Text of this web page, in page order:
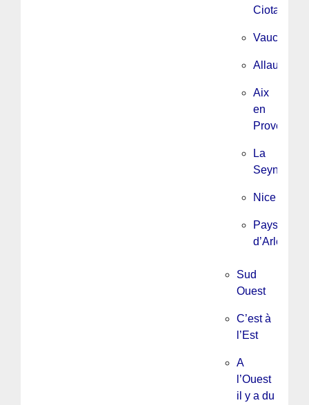
Ciotat
Vaucluse
Allauch
Aix
en
Provence/
La
Seyne
Nice
Pays
d’Arles
Sud
Ouest
C’est à
l’Est
A
l’Ouest
il y a du